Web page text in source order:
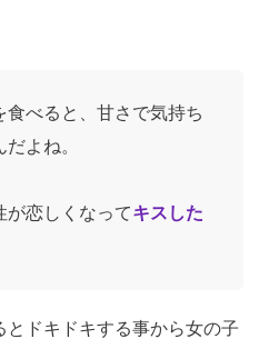
食べると、甘さで気持ち
よね。
が恋しくなってキスした
ドキドキする事から女の子